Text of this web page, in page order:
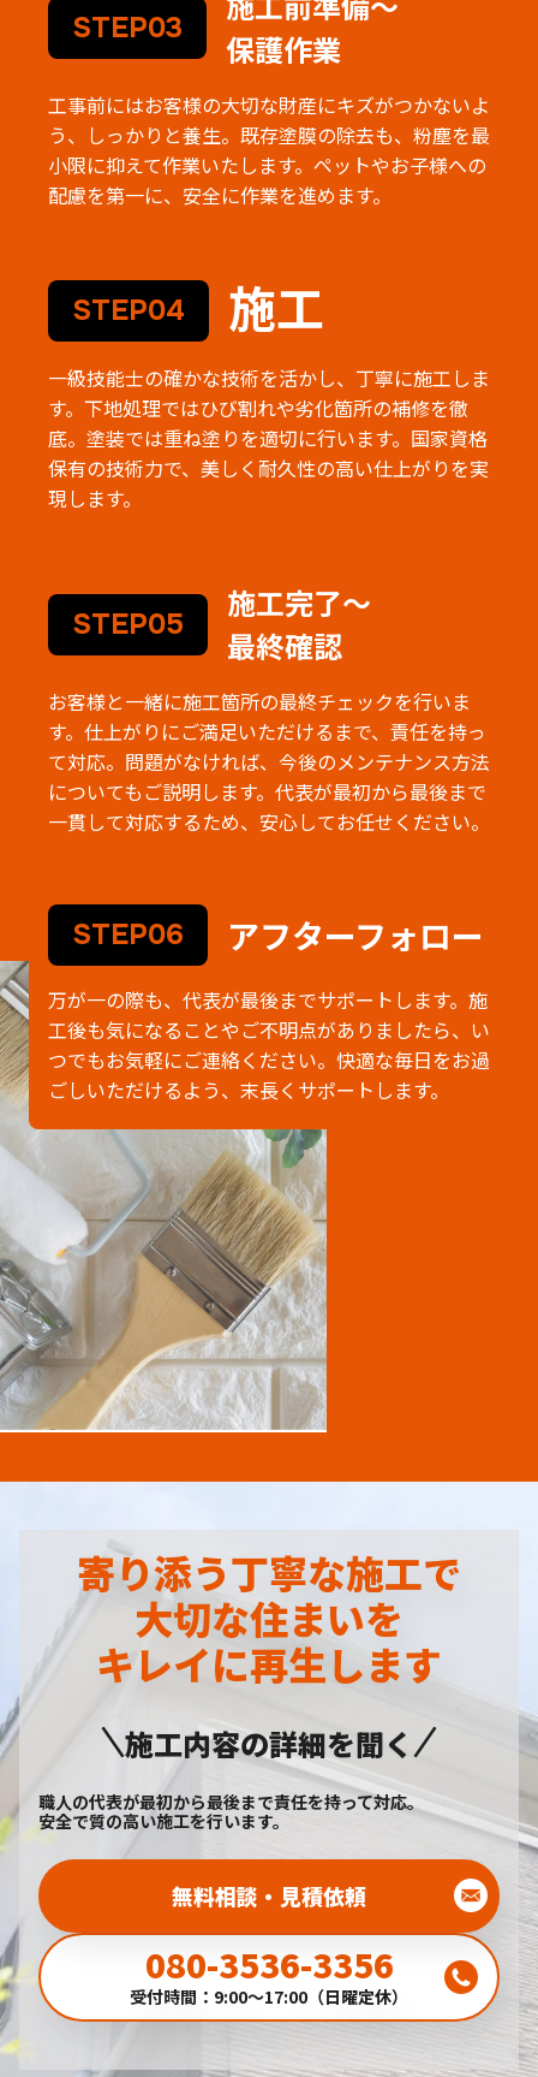
STEP03
保護作業
工事前にはお客様の大切な財産にキズがつかないよ
う、しっかりと養生。既存塗膜の除去も、粉塵を最
小限に抑えて作業いたします。ペットやお子様への
配慮を第一に、安全に作業を進めます。
STEP04 施工
一級技能士の確かな技術を活かし、丁寧に施工しま
す。下地処理ではひび割れや劣化箇所の補修を徹
底。塗装では重ね塗りを適切に行います。国家資格
保有の技術力で、美しく耐久性の高い仕上がりを実
現します。
STEP05
施工完了～
最終確認
お客様と一緒に施工箇所の最終チェックを行いま
す。仕上がりにご満足いただけるまで、責任を持っ
て対応。問題がなければ、今後のメンテナンス方法
についてもご説明します。代表が最初から最後まで
一貫して対応するため、安心してお任せください。
STEP06 アフターフォロー
万が一の際も、代表が最後までサポートします。施
工後も気になることやご不明点がありましたら、い
つでもお気軽にご連絡ください。快適な毎日をお過
ごしいただけるよう、末長くサポートします。
寄り添う丁寧な施工で
大切な住まいを
キレイに再生します
施工内容の詳細を聞く
職人の代表が最初から最後まで責任を持って対応。
安全で質の高い施工を行います。
080-3536-3356
受付時間：9:00～17:00（日曜定休）
無料相談・見積依頼